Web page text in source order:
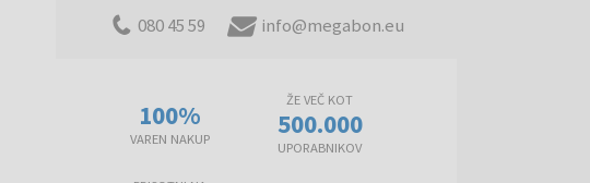
080 45 59 info@megabon.eu
100%
VAREN NAKUP
ŽE VEČ KOT
500.000
UPORABNIKOV